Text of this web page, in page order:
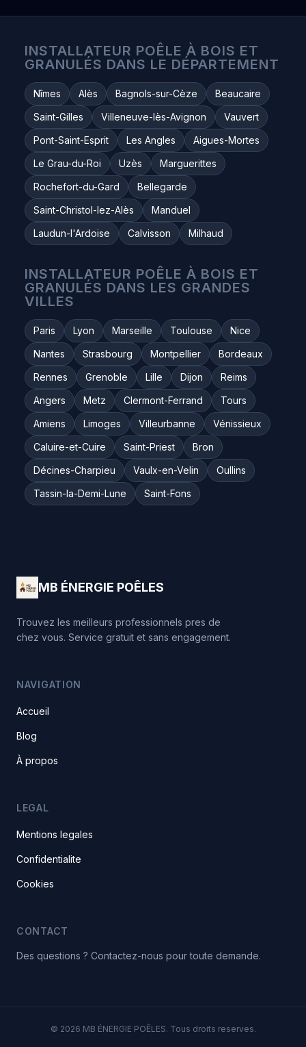
INSTALLATEUR POÊLE À BOIS ET
GRANULÉS DANS LE DÉPARTEMENT
Nîmes Alès Bagnols-sur-Cèze
Beaucaire
Saint-Gilles
Villeneuve-lès-Avignon
Vauvert
Pont-Saint-Esprit
Les Angles
Aigues-Mortes
Le Grau-du-Roi
Uzès
Marguerittes
Rochefort-du-Gard
Bellegarde
Saint-Christol-lez-Alès
Manduel
Laudun-l'Ardoise
Calvisson Milhaud
INSTALLATEUR POÊLE À BOIS ET
GRANULÉS DANS LES GRANDES
VILLES
Paris Lyon Marseille Toulouse
Nice
Nantes
Strasbourg Montpellier
Bordeaux
Rennes
Grenoble Lille Dijon
Reims
Angers
Metz Clermont-Ferrand
Tours
Amiens
Limoges Villeurbanne
Vénissieux
Caluire-et-Cuire
Saint-Priest
Bron
Décines-Charpieu
Vaulx-en-Velin
Oullins
Tassin-la-Demi-Lune
Saint-Fons
MB ÉNERGIE POÊLES
Trouvez les meilleurs professionnels pres de
chez vous. Service gratuit et sans engagement.
NAVIGATION
Accueil
Blog
À propos
LEGAL
Mentions legales
Confidentialite
Cookies
CONTACT
Des questions ? Contactez-nous pour toute demande.
© 2026 MB ÉNERGIE POÊLES. Tous droits reserves.